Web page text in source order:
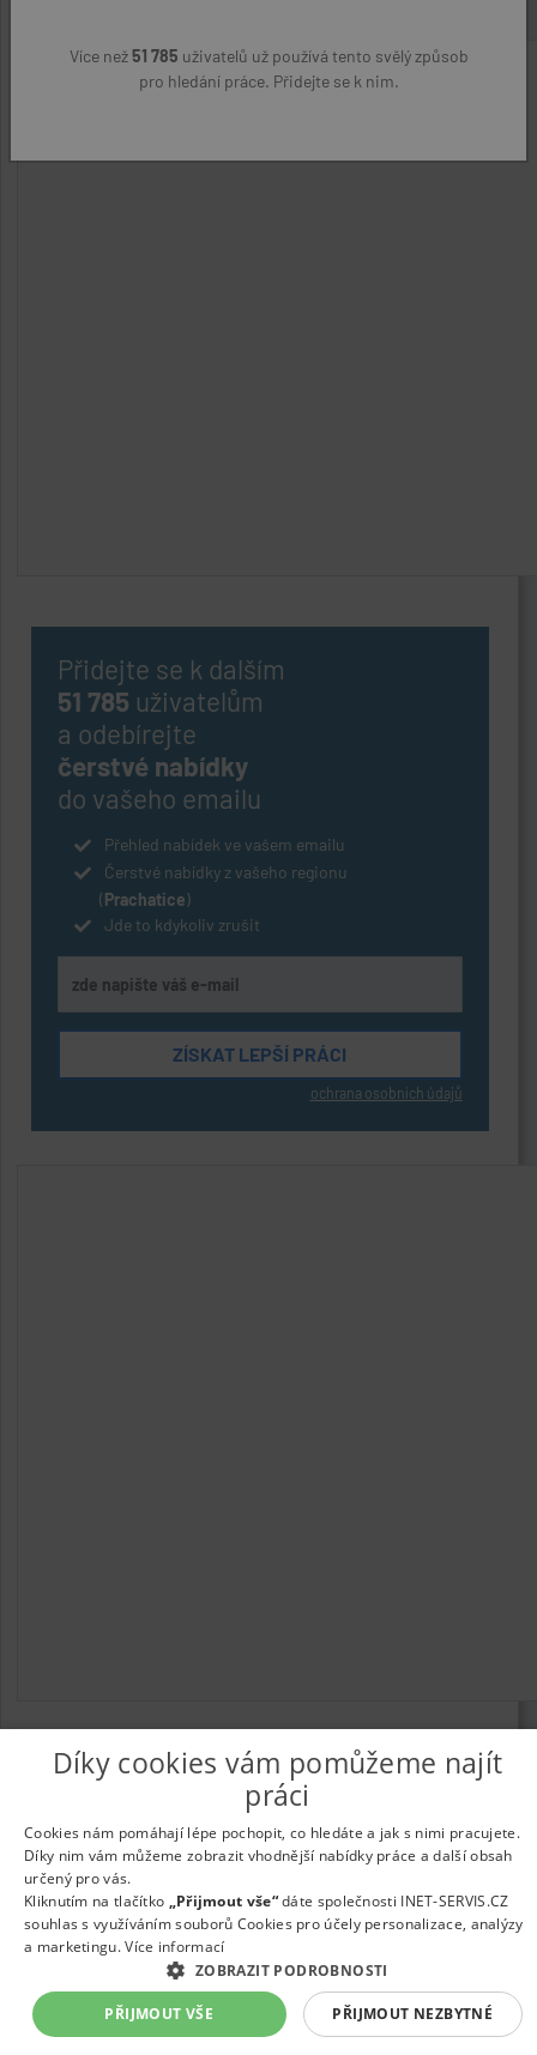
Více než51 785 uživatelů už používá tento svělý způsob
pro hledání práce. Přidejte se k nim.
Přidejte se k dalším
51 785 uživatelům
a odebírejte
čerstvé nabídky
do vašeho emailu
Přehled nabídek ve vašem emailu
Čerstvé nabídky z vašeho regionu
(Prachatice)
Jde to kdykoliv zrušit
ochrana osobních údajů
| Nabídka práce - zaměstnání
Informace o webu a kontakt na provozovatele |Podmínky
webu|Vložit inzerát|Odběr novinek| Odstranění inzerátu|
Díky cookies vám pomůžeme najít
práci
Cookies nám pomáhají lépe pochopit, co hledáte a jak s nimi pracujete.
Díky nim vám můžeme zobrazit vhodnější nabídky práce a další obsah
určený pro vás.
Kliknutím na tlačítko „Přijmout vše“dáte společnosti INET-SERVIS.CZ
souhlas s využíváním souborů Cookies pro účely personalizace, analýzy
a marketingu.Více informací
ZOBRAZIT PODROBNOSTI
PŘIJMOUT VŠE PŘIJMOUT NEZBYTNÉ